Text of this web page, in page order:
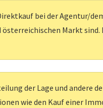
bei der Agentur/
Markt
der Lage und
wie den Kauf einer